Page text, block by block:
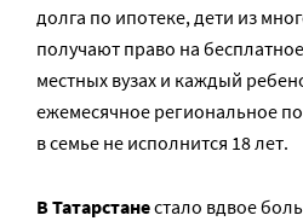
долга по ипотеке, дети из
получают право на
местных вузах и каждый
ежемесячное региональное
в семье не исполнится 18 лет.
В Татарстанестало вдвое